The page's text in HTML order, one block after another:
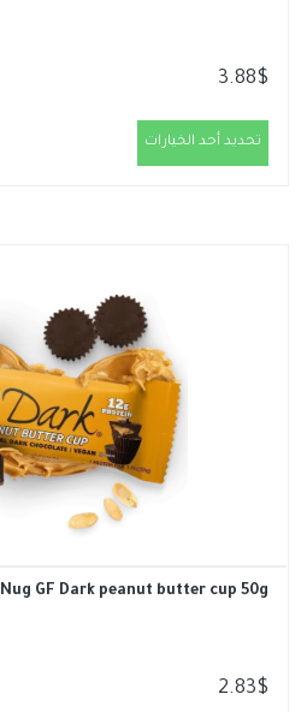
3.88$
تحديد أحد الخيارات
Nug GF Dark peanut butter cup 50g
2.83$